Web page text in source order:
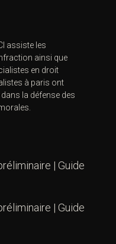
assiste les
ainsi que
en droit
à paris ont
la défense des
| Guide
| Guide